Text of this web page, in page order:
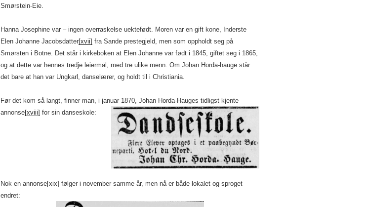
Smørstein-Eie.
Hanna Josephine var – ingen overraskelse uektefødt. Moren var en gift kone, Inderste
Elen Johanne Jacobsdatter[xvii] fra Sande prestegjeld, men som oppholdt seg på
Smørsten i Botne. Det står i kirkeboken at Elen Johanne var født i 1845, giftet seg i 1865,
og at dette var hennes tredje leiermål, med tre ulike menn. Om Johan Horda-hauge står
det bare at han var Ungkarl, danselærer, og holdt til i Christiania.
Før det kom så langt, finner man, i januar 1870, Johan Horda-Hauges tidligst kjente
annonse[xviii] for sin danseskole:
Nok en annonse[xix] følger i november samme år, men nå er både lokalet og sproget
endret: